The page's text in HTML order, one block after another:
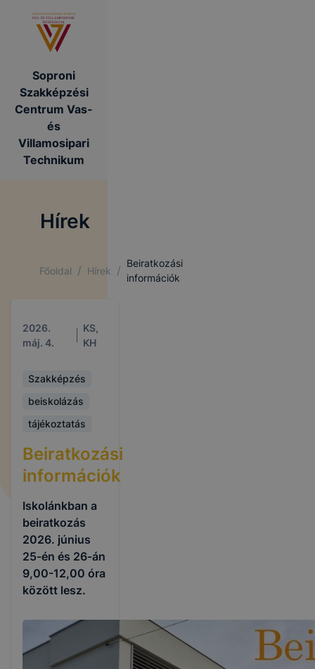
Soproni
Szakképzési
Centrum Vas-
és
Villamosipari
Technikum
Hírek
Főoldal / Hírek /
Beiratkozási
információk
2026.
máj. 4.
KS,
KH
Szakképzés
beiskolázás
tájékoztatás
Beiratkozási
információk
Iskolánkban a
beiratkozás
2026. június
25-én és 26-án
9,00-12,00 óra
között lesz.